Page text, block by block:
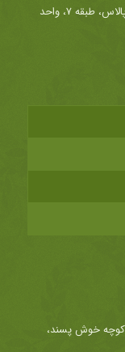
خیابان گلسار، روبروی خیابان ۹۵، ساختمان بلانکا پالاس، طبقه ۷، واحد
کوچه خوش پسند،